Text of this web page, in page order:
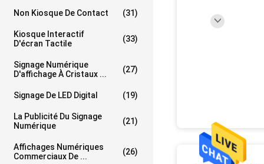
Non Kiosque De Contact (31)
Kiosque Interactif
D'écran Tactile
(33)
Signage Numérique
D'affichage À Cristaux ...
(27)
Signage De LED Digital (19)
La Publicité Du Signage
Numérique
(21)
Affichages Numériques
Commerciaux De ...
(26)